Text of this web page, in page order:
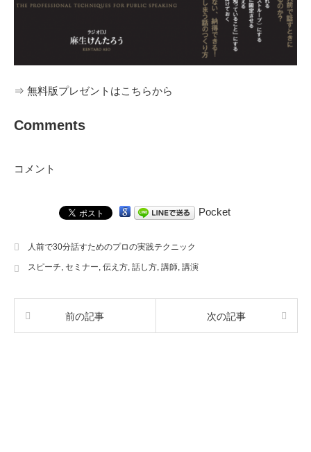
⇒ 無料版プレゼントはこちらから
Comments
コメント
Pocket
人前で30分話すためのプロの実践テクニック
スピーチ, セミナー, 伝え方, 話し方, 講師, 講演
前の記事 次の記事